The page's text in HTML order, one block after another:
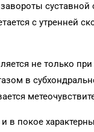
суставной
с утренней
не только
в
покое